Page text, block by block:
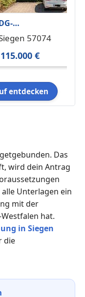
57074
115.000 €
entdecken
Das
wird dein Antrag
Unterlagen ein
mit der
hat.
in Siegen
die